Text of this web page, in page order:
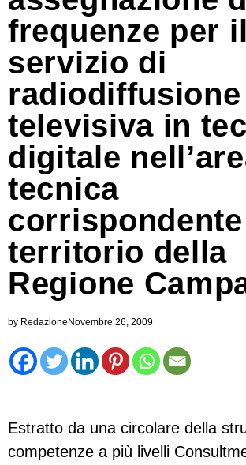
frequenze per il
servizio di
radiodiffusione
televisiva in
digitale
tecnica
territorio della
Regione
by RedazioneNovembre 26, 2009
Estratto da una circolare della
competenze a più livelli